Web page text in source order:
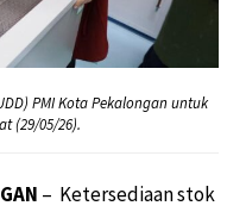
PMI Kota Pekalongan untuk
(29/05/26).
– Ketersediaan stok